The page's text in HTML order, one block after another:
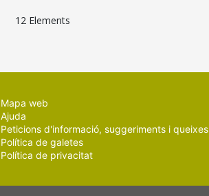
12 Elements
Mapa web
Ajuda
Peticions d'informació, suggeriments i queixes
Política de galetes
Política de privacitat